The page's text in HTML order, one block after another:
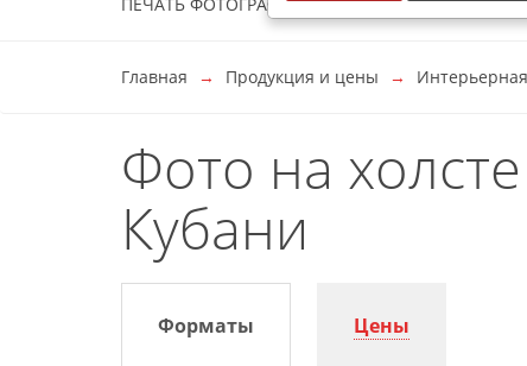
Главная Продукция и цены
Фото на
Кубани
Форматы Цены